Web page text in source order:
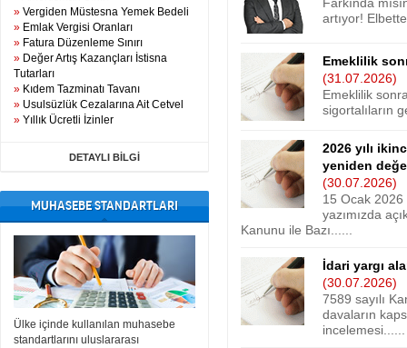
» Vergiden Müstesna Yemek Bedeli
» Emlak Vergisi Oranları
» Fatura Düzenleme Sınırı
» Değer Artış Kazançları İstisna
Tutarları
» Kıdem Tazminatı Tavanı
» Usulsüzlük Cezalarına Ait Cetvel
» Yıllık Ücretli İzinler
DETAYLI BİLGİ
MUHASEBE STANDARTLARI
Ülke içinde kullanılan muhasebe
standartlarını uluslararası
artıyor!
Emeklilik
(31.07.2026)
Emeklilik
sigortalıların
2026 yılı
yeniden
(30.07.2026)
15 Ocak 2026
yazımızda
Kanunu ile Bazı......
İdari yargı
(30.07.2026)
7589 sayılı
davaların
incelemesi......